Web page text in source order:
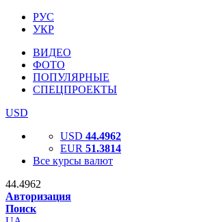
РУС
УКР
ВИДЕО
ФОТО
ПОПУЛЯРНЫЕ
СПЕЦПРОЕКТЫ
USD
USD 44.4962
EUR 51.3814
Все курсы валют
44.4962
Авторизация
Поиск